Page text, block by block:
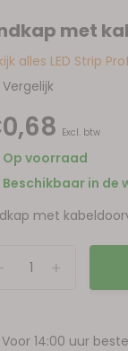
met
alles LED Strip
Vergelijk
Excl. btw
Op voorraad
Beschikbaar in de
met
+
Voor 14:00 uur